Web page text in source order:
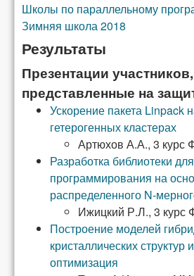
Вы здесь
Школы по параллельному
Зимняя школа 2018
Результаты
Презентации участников,
представленные на
Ускорение пакета Linpack
гетерогенных кластерах
Артюхов А.А., 3 курс
Разработка библиотеки
программирования на
распределенного N-
Ижицкий Р.Л., 3
Построение моделей
кристаллических структур
оптимизация